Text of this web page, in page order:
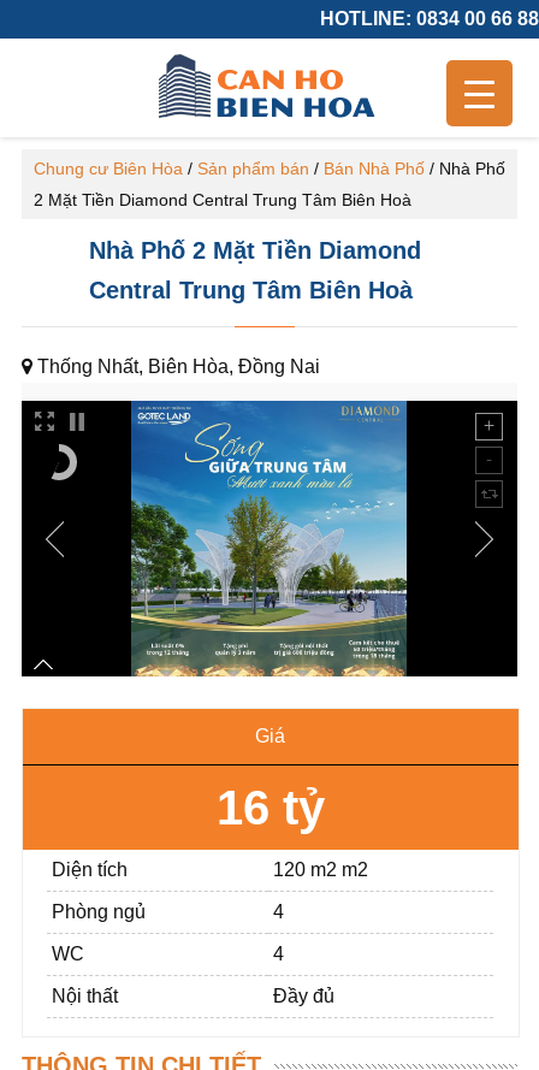
HOTLINE: 0834 00 66 88
Chung cư Biên Hòa / Sản phẩm bán / Bán Nhà Phố/ Nhà Phố
2 Mặt Tiền Diamond Central Trung Tâm Biên Hoà
Nhà Phố 2 Mặt Tiền Diamond
Central Trung Tâm Biên Hoà
Thống Nhất, Biên Hòa, Đồng Nai
Giá
16 tỷ
Diện tích 120 m2 m2
Phòng ngủ 4
WC 4
Nội thất Đầy đủ